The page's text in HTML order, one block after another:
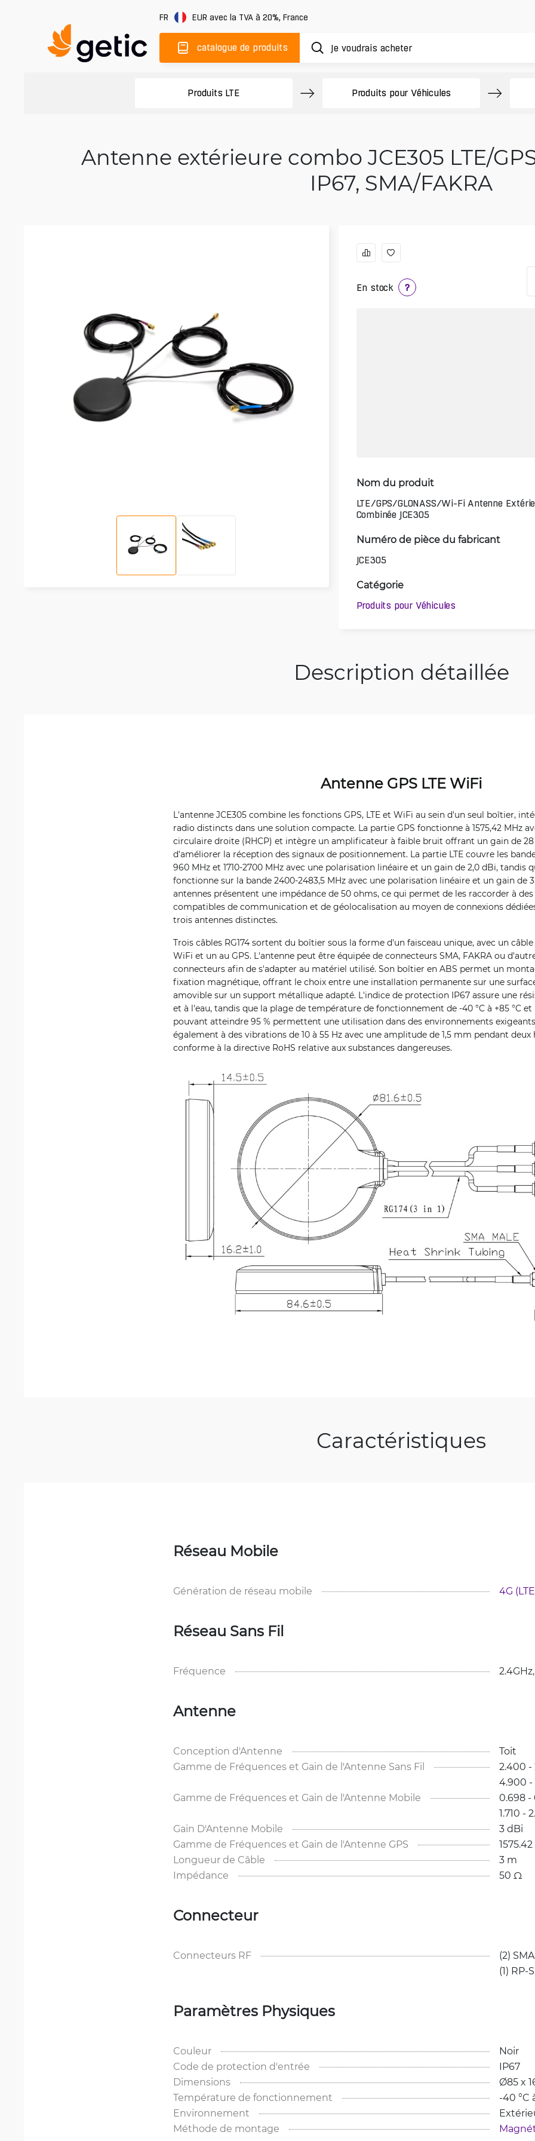
FR EUR avec la TVA à 20%, France
catalogue de produits
Produits LTE Produits pour Véhicules
Antenne extérieure combo JCE305 LTE/
IP67, SMA/FAKRA
En stock ?
Nom du produit
LTE/GPS/GLONASS/Wi-Fi Antenne
Combinée JCE305
Numéro de pièce du fabricant
JCE305
Catégorie
Produits pour Véhicules
Description détaillée
Antenne GPS LTE WiFi
L'antenne JCE305 combine les fonctions GPS, LTE et WiFi au sein d'un seul boîtier,
radio distincts dans une solution compacte. La partie GPS fonctionne à 1575,42 MHz
circulaire droite (RHCP) et intègre un amplificateur à faible bruit offrant un gain de 28
d'améliorer la réception des signaux de positionnement. La partie LTE couvre les
960 MHz et 1710-2700 MHz avec une polarisation linéaire et un gain de 2,0 dBi, tandis
fonctionne sur la bande 2400-2483,5 MHz avec une polarisation linéaire et un gain de
antennes présentent une impédance de 50 ohms, ce qui permet de les raccorder à
compatibles de communication et de géolocalisation au moyen de connexions
trois antennes distinctes.
Trois câbles RG174 sortent du boîtier sous la forme d'un faisceau unique, avec un câble
WiFi et un au GPS. L'antenne peut être équipée de connecteurs SMA, FAKRA ou
connecteurs afin de s'adapter au matériel utilisé. Son boîtier en ABS permet un
fixation magnétique, offrant le choix entre une installation permanente sur une
amovible sur un support métallique adapté. L'indice de protection IP67 assure une
et à l'eau, tandis que la plage de température de fonctionnement de -40 °C à +85 °C
pouvant atteindre 95 % permettent une utilisation dans des environnements
également à des vibrations de 10 à 55 Hz avec une amplitude de 1,5 mm pendant deux
conforme à la directive RoHS relative aux substances dangereuses.
Caractéristiques
Réseau Mobile
Génération de réseau mobile 4G
Réseau Sans Fil
Fréquence
Antenne
Conception d'Antenne
Toit
Gamme de Fréquences et Gain de l'Antenne Sans Fil
2.400 -
4.900 -
Gamme de Fréquences et Gain de l'Antenne Mobile
0.698 -
1.710 -
Gain D'Antenne Mobile
3 dBi
Gamme de Fréquences et Gain de l'Antenne GPS
Longueur de Câble
3 m
Impédance
50 Ω
Connecteur
Connecteurs RF
(2)
(1) RP-
Paramètres Physiques
Couleur
Noir
Code de protection d'entrée
IP67
Dimensions
Ø85 x
Température de fonctionnement
-40 °C
Environnement
Méthode de montage